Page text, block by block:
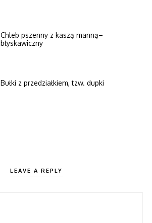
Chleb pszenny z kaszą manną–
błyskawiczny
Bułki z przedziałkiem, tzw. dupki
LEAVE A REPLY